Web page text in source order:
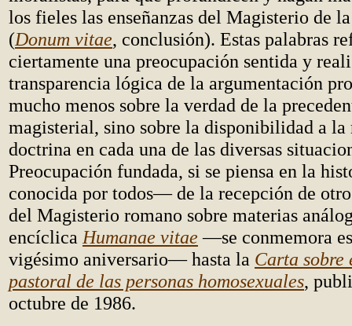
los fieles las enseñanzas del Magisterio de
(Donum vitae, conclusión). Estas palabras
ciertamente una preocupación sentida y
transparencia lógica de la argumentación
mucho menos sobre la verdad de la
magisterial, sino sobre la disponibilidad a la
doctrina en cada una de las diversas
Preocupación fundada, si se piensa en la
conocida por todos— de la recepción de
del Magisterio romano sobre materias
encíclica Humanae vitae —se conmemora
vigésimo aniversario— hasta la Carta sobre
pastoral de las personas homosexuales,
octubre de 1986.